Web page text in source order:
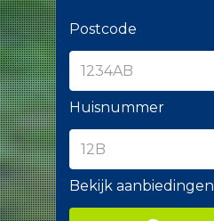
Postcode
Huisnummer
Bekijk aanbiedingen